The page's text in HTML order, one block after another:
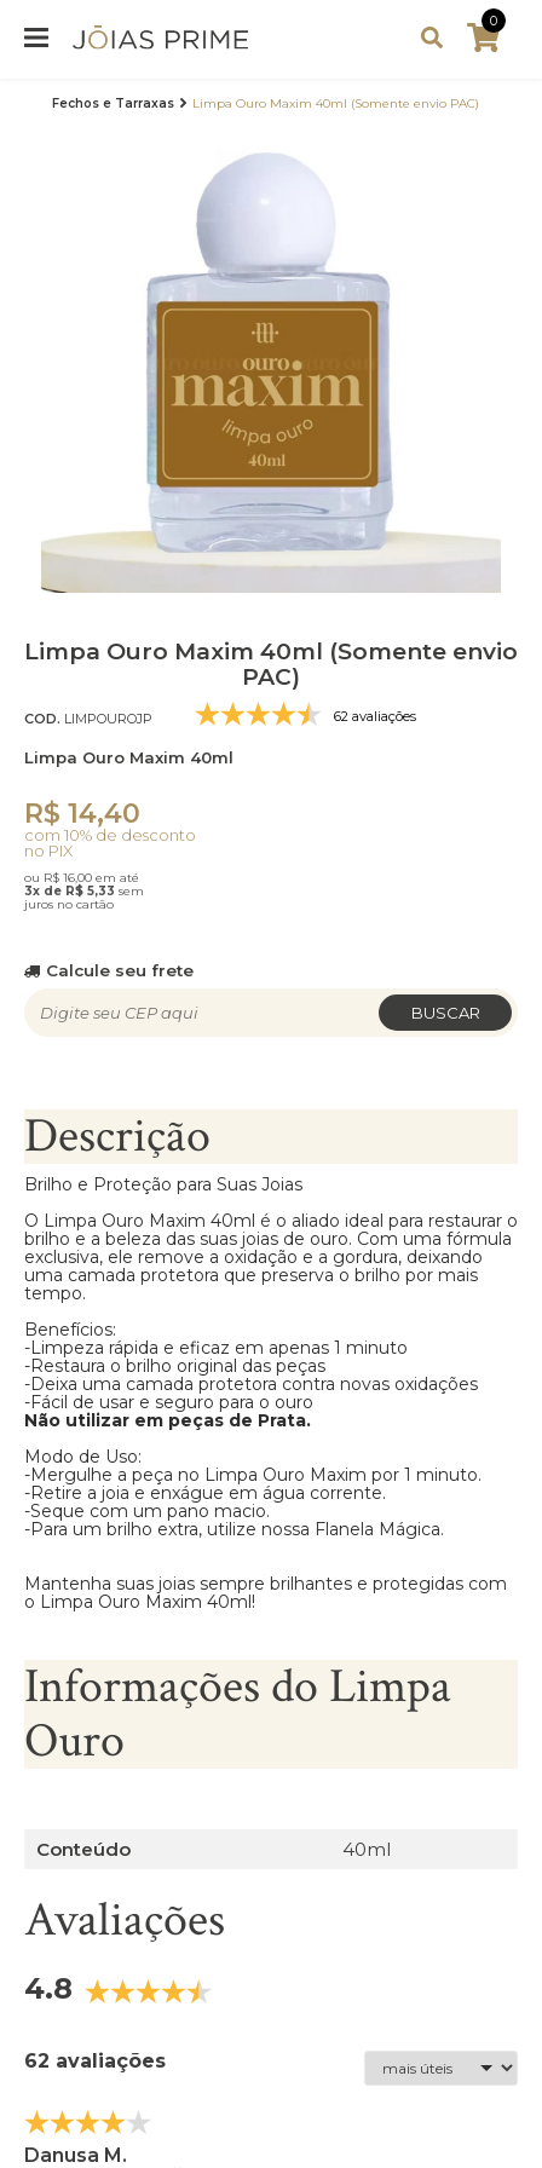
0
Fechos e Tarraxas Limpa Ouro Maxim 40ml (Somente envio PAC)
Limpa Ouro Maxim 40ml (Somente envio
PAC)
COD. LIMPOUROJP 62 avaliações
Limpa Ouro Maxim 40ml
R$ 14,40
com 10% de desconto
no PIX
ou R$ 16,00 em até
3x de R$ 5,33 sem
juros no cartão
Calcule seu frete
BUSCAR
Descrição
Brilho e Proteção para Suas Joias
O Limpa Ouro Maxim 40ml é o aliado ideal para restaurar o
brilho e a beleza das suas joias de ouro. Com uma fórmula
exclusiva, ele remove a oxidação e a gordura, deixando
uma camada protetora que preserva o brilho por mais
tempo.
Benefícios:
-Limpeza rápida e eficaz em apenas 1 minuto
-Restaura o brilho original das peças
-Deixa uma camada protetora contra novas oxidações
-Fácil de usar e seguro para o ouro
Não utilizar em peças de Prata.
Modo de Uso:
-Mergulhe a peça no Limpa Ouro Maxim por 1 minuto.
-Retire a joia e enxágue em água corrente.
-Seque com um pano macio.
-Para um brilho extra, utilize nossa Flanela Mágica.
Mantenha suas joias sempre brilhantes e protegidas com
o Limpa Ouro Maxim 40ml!
Informações do Limpa
Ouro
Conteúdo 40ml
Avaliações
4.8
62 avaliações
Danusa M.